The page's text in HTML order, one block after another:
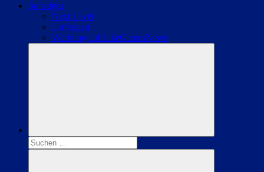
Sonstiges
Next Level
Umfragen
Werbung auf LikeGamesNews
Suchen
nach: